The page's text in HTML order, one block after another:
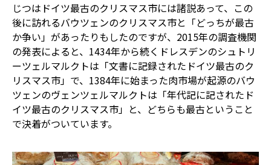
じつはドイツ最古のクリスマス市には諸説あって、この
後に訪れるバウツェンのクリスマス市と「どっちが最古
か争い」があったりもしたのですが、2015年の調査機関
の発表によると、1434年から続くドレスデンのシュトリ
ーツェルマルクトは「文書に記録されたドイツ最古のク
リスマス市」で、1384年に始まった肉市場が起源のバウ
ツェンのヴェンツェルマルクトは「年代記に記されたド
イツ最古のクリスマス市」と、どちらも最古ということ
で決着がついています。